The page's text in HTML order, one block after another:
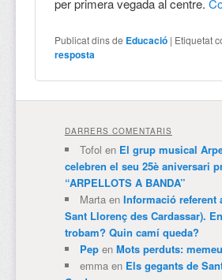
per primera vegada al centre.
Publicat dins de Educació | Etiquetat
resposta
DARRERS COMENTARIS
Tofol en El grup musical
celebren el seu 25è aniversari
“ARPELLOTS A BANDA”
Martaen Informació referent
Sant Llorenç des Cardassar).
trobam? Quin camí queda?
Pepen Mots perduts: memeu
emmaen Els gegants de